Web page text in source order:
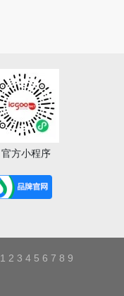
官方小程序
1 2 3 4 5 6 7 8 9